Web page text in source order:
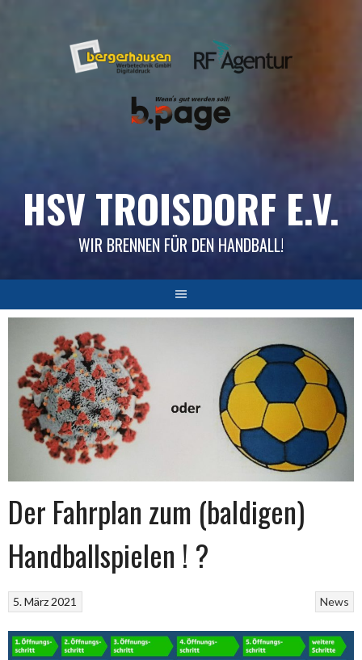
HSV TROISDORF E.V.
WIR BRENNEN FÜR DEN HANDBALL!
Der Fahrplan zum (baldigen)
Handballspielen ! ?
News
5. März 2021